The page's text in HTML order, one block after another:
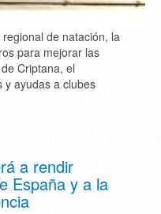
de natación, la
para mejorar las
Criptana, el
y ayudas a clubes
a rendir
España y a la